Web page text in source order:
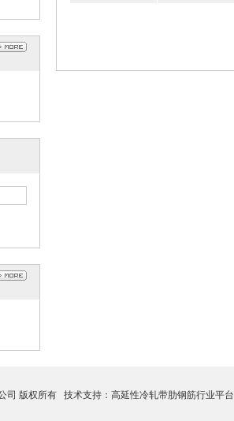
司 版权所有 技术支持： 高延性冷轧带肋钢筋行业平台